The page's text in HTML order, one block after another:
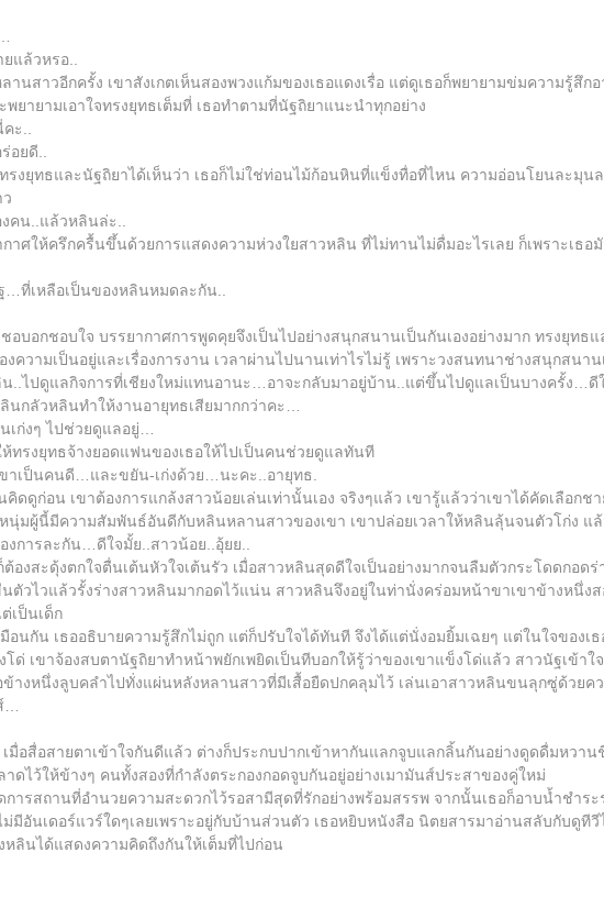
แล้วหรอ..
านสาวอีกครั้ง เขาสังเกตเห็นสองพวงแก้มของเธอแดงเรื่อ แต่ดูเธอก็พยายามข่มความรู้สึ
พยายามเอาใจทรงยุทธเต็มที่ เธอทำตามที่นัฐถิยาแนะนำทุกอย่าง
ะ..
ยดี..
รงยุทธและนัฐถิยาได้เห็นว่า เธอก็ไม่ใช่ท่อนไม้ก้อนหินที่แข็งทื่อที่ไหน ความอ่อนโยนละมุน
คน..แล้วหลินล่ะ..
าศให้ครึกครื้นขึ้นด้วยการแสดงความห่วงใยสาวหลิน ที่ไม่ทานไม่ดื่มอะไรเลย ก็เพราะเธ
…ที่เหลือเป็นของหลินหมดละกัน..
อบอกชอบใจ บรรยากาศการพูดคุยจึงเป็นไปอย่างสนุกสนานเป็นกันเองอย่างมาก ทรงยุท
ความเป็นอยู่และเรื่องการงาน เวลาผ่านไปนานเท่าไรไม่รู้ เพราะวงสนทนาช่างสนุกสนา
..ไปดูแลกิจการที่เชียงใหม่แทนอานะ…อาจะกลับมาอยู่บ้าน..แต่ขึ้นไปดูแลเป็นบางครั้ง…ดี
นกลัวหลินทำให้งานอายุทธเสียมากกว่าคะ…
เก่งๆ ไปช่วยดูแลอยู่…
ทรงยุทธจ้างยอดแฟนของเธอให้ไปเป็นคนช่วยดูแลทันที
เป็นคนดี…และขยัน-เก่งด้วย…นะคะ..อายุทธ.
ดดูก่อน เขาต้องการแกล้งสาวน้อยเล่นเท่านั้นเอง จริงๆแล้ว เขารู้แล้วว่าเขาได้คัดเลือก
นุ่มผู้นี้มีความสัมพันธ์อันดีกับหลินหลานสาวของเขา เขาปล่อยเวลาให้หลินลุ้นจนตัวโก่ง แล้
การละกัน…ดีใจมั้ย..สาวน้อย..อุ้ยย..
องสะดุ้งตกใจตื่นเต้นหัวใจเต้นรัว เมื่อสาวหลินสุดดีใจเป็นอย่างมากจนลืมตัวกระโดดกอด
นตัวไวแล้วรั้งร่างสาวหลินมากอดไว้แน่น สาวหลินจึงอยู่ในท่านั่งคร่อมหน้าขาเขาข้างหนึ่
เป็นเด็ก
อนกัน เธออธิบายความรู้สึกไม่ถูก แต่ก็ปรับใจได้ทันที จึงได้แต่นั่งอมยิ้มเฉยๆ แต่ในใจขอ
โด่ เขาจ้องสบตานัฐถิยาทำหน้าพยักเพยิดเป็นทีบอกให้รู้ว่าของเขาแข็งโด่แล้ว สาวนัฐเข้
างหนึ่งลูบคลำไปทั่งแผ่นหลังหลานสาวที่มีเสื้อยืดปกคลุมไว้ เล่นเอาสาวหลินขนลุกซู่ด้วยคว
มื่อสื่อสายตาเข้าใจกันดีแล้ว ต่างก็ประกบปากเข้าหากันแลกจูบแลกลิ้นกันอย่างดูดดื่มหวา
ดไว้ให้ข้างๆ คนทั้งสองที่กำลังตระกองกอดจูบกันอยู่อย่างเมามันส์ประสาของคู่ใหม่
ารสถานที่อำนวยความสะดวกไว้รอสามีสุดที่รักอย่างพร้อมสรรพ จากนั้นเธอก็อาบน้ำชำร
ม่มีอันเดอร์แวร์ใดๆเลยเพราะอยู่กับบ้านส่วนตัว เธอหยิบหนังสือ นิตยสารมาอ่านสลับกับดู
ลินได้แสดงความคิดถึงกันให้เต็มที่ไปก่อน